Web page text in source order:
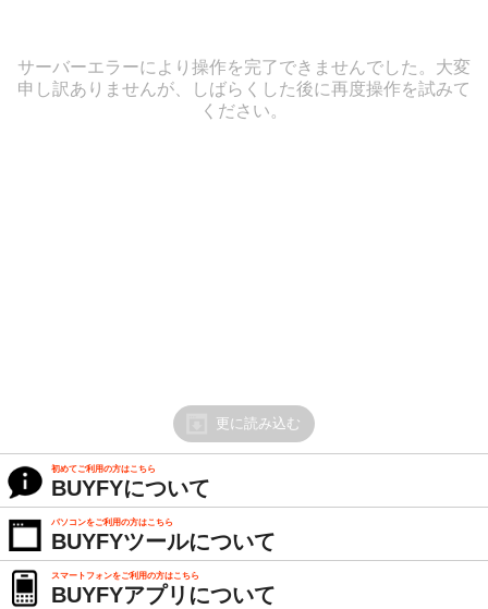
サーバーエラーにより操作を完了できませんでした。大変
申し訳ありませんが、しばらくした後に再度操作を試みて
ください。
更に読み込む
初めてご利用の方はこちら
BUYFYについて
パソコンをご利用の方はこちら
BUYFYツールについて
スマートフォンをご利用の方はこちら
BUYFYアプリについて